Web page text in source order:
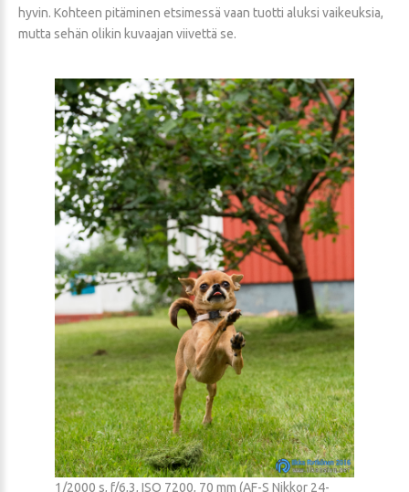
hyvin. Kohteen pitäminen etsimessä vaan tuotti aluksi vaikeuksia,
mutta sehän olikin kuvaajan viivettä se.
1/2000 s, f/6,3, ISO 7200, 70 mm (AF-S Nikkor 24-